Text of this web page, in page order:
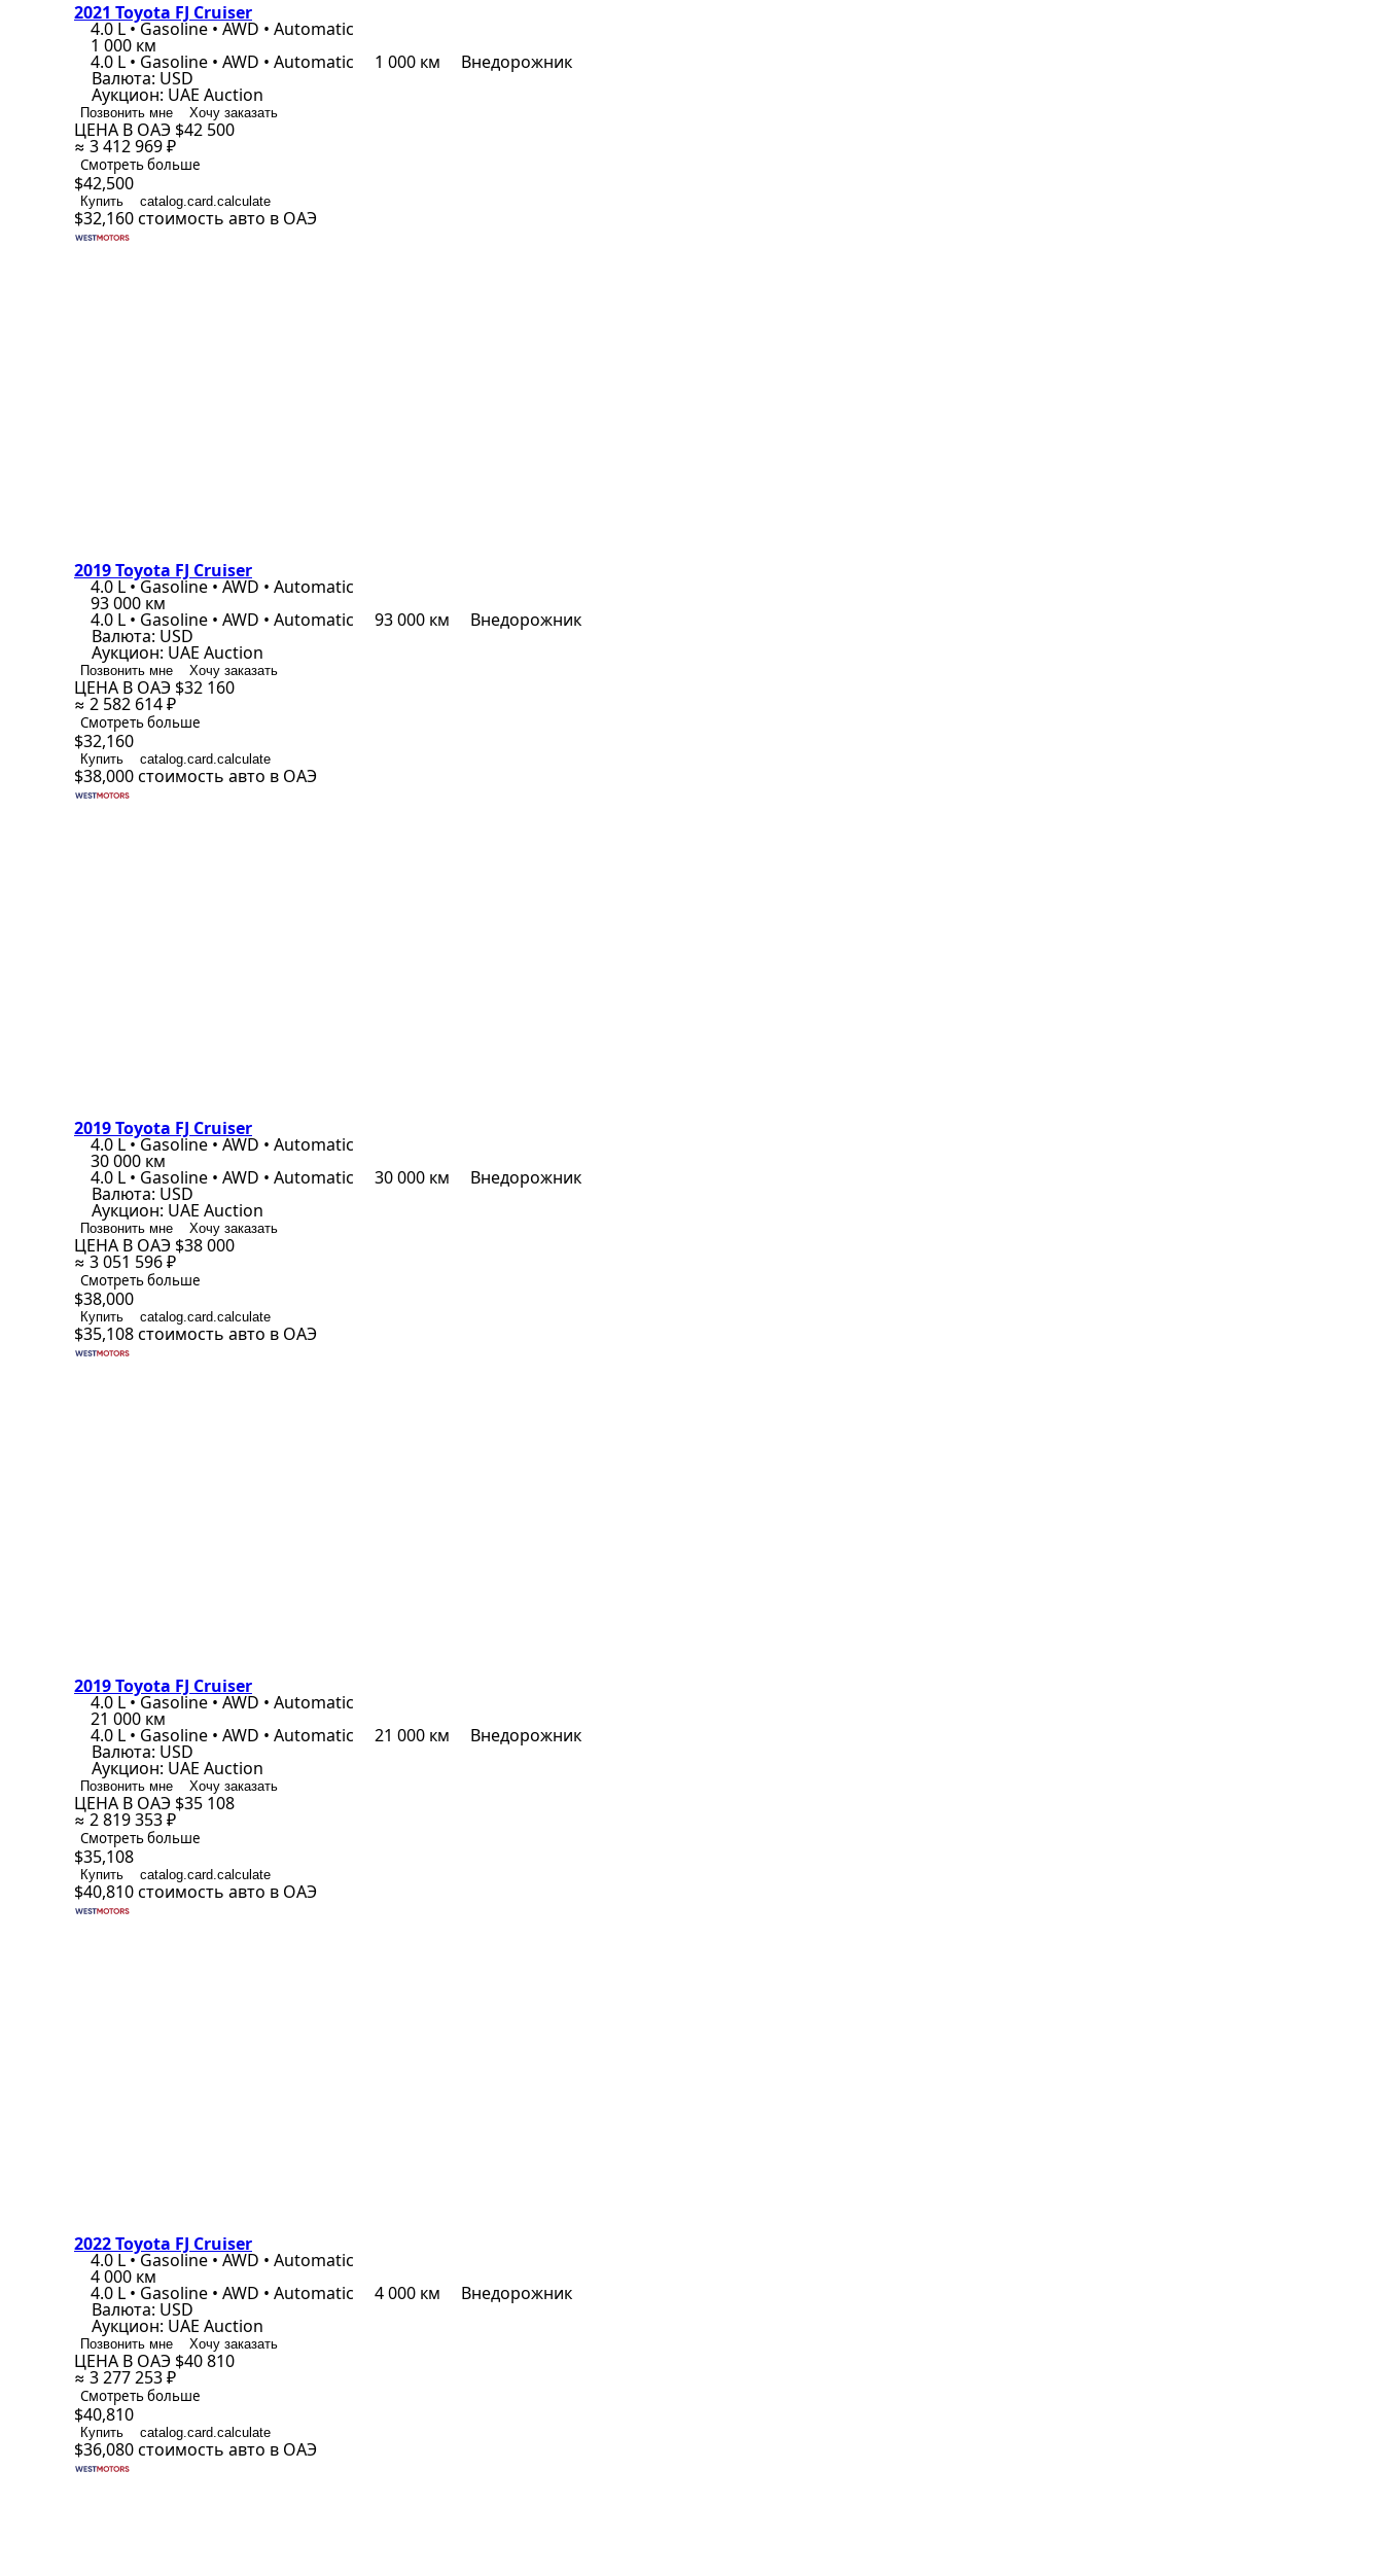
2021 Toyota FJ Cruiser
4.0 L • Gasoline • AWD • Automatic
1 000 км
4.0 L • Gasoline • AWD • Automatic 1 000 км Внедорожник
Валюта: USD
Аукцион: UAE Auction
Позвонить мне Хочу заказать
ЦЕНА В ОАЭ $42 500
≈ 3 412 969 ₽
Смотреть больше
$42,500
Купить catalog.card.calculate
$32,160стоимость авто в ОАЭ
2019 Toyota FJ Cruiser
4.0 L • Gasoline • AWD • Automatic
93 000 км
4.0 L • Gasoline • AWD • Automatic 93 000 км Внедорожник
Валюта: USD
Аукцион: UAE Auction
Позвонить мне Хочу заказать
ЦЕНА В ОАЭ $32 160
≈ 2 582 614 ₽
Смотреть больше
$32,160
Купить catalog.card.calculate
$38,000стоимость авто в ОАЭ
2019 Toyota FJ Cruiser
4.0 L • Gasoline • AWD • Automatic
30 000 км
4.0 L • Gasoline • AWD • Automatic 30 000 км Внедорожник
Валюта: USD
Аукцион: UAE Auction
Позвонить мне Хочу заказать
ЦЕНА В ОАЭ $38 000
≈ 3 051 596 ₽
Смотреть больше
$38,000
Купить catalog.card.calculate
$35,108стоимость авто в ОАЭ
2019 Toyota FJ Cruiser
4.0 L • Gasoline • AWD • Automatic
21 000 км
4.0 L • Gasoline • AWD • Automatic 21 000 км Внедорожник
Валюта: USD
Аукцион: UAE Auction
Позвонить мне Хочу заказать
ЦЕНА В ОАЭ $35 108
≈ 2 819 353 ₽
Смотреть больше
$35,108
Купить catalog.card.calculate
$40,810стоимость авто в ОАЭ
2022 Toyota FJ Cruiser
4.0 L • Gasoline • AWD • Automatic
4 000 км
4.0 L • Gasoline • AWD • Automatic 4 000 км Внедорожник
Валюта: USD
Аукцион: UAE Auction
Позвонить мне Хочу заказать
ЦЕНА В ОАЭ $40 810
≈ 3 277 253 ₽
Смотреть больше
$40,810
Купить catalog.card.calculate
$36,080стоимость авто в ОАЭ